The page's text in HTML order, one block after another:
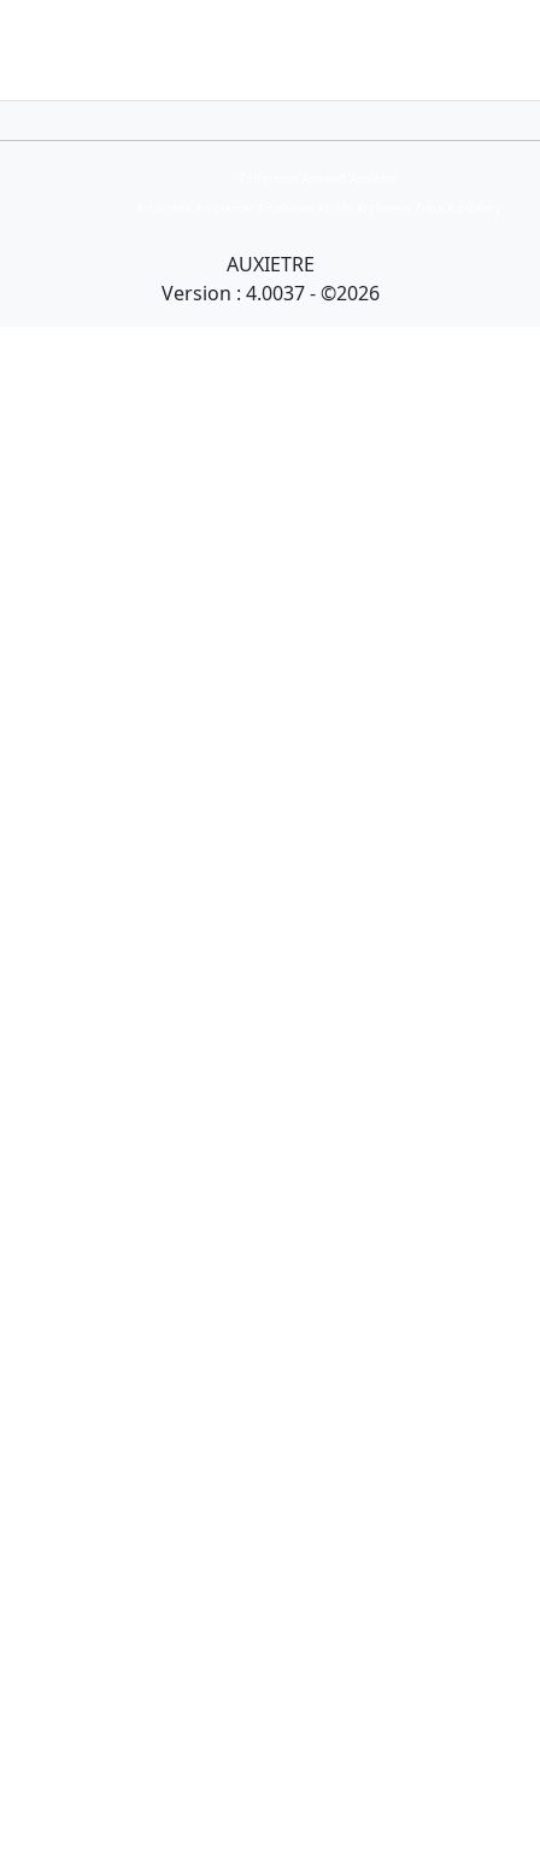
AUXIETRE
Version : 4.0037 - ©2026